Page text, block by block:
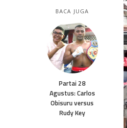
BACA JUGA
Partai 28
Agustus: Carlos
Obisuru versus
Rudy Key